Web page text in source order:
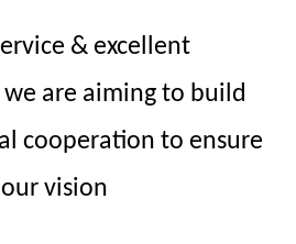
& excellent
are aiming to build
cooperation to ensure
vision